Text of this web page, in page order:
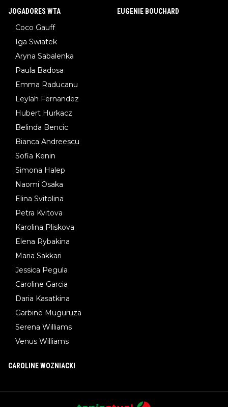
JOGADORES WTA
Coco Gauff
Iga Swiatek
Aryna Sabalenka
Paula Badosa
Emma Raducanu
Leylah Fernandez
Hubert Hurkacz
Belinda Bencic
Bianca Andreescu
Sofia Kenin
Simona Halep
Naomi Osaka
Elina Svitolina
Petra Kvitova
Karolina Pliskova
Elena Rybakina
Maria Sakkari
Jessica Pegula
Caroline Garcia
Daria Kasatkina
Garbine Muguruza
Serena Williams
Venus Williams
EUGENIE BOUCHARD
CAROLINE WOZNIACKI